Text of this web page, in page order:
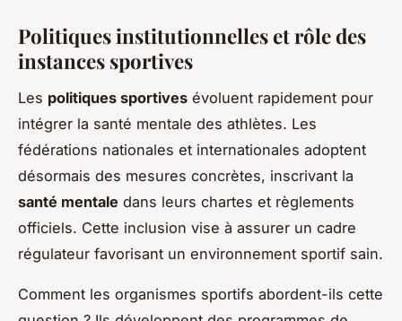
Politiques institutionnelles et rôle des
instances sportives
Les politiques sportives évoluent rapidement pour
intégrer la santé mentale des athlètes. Les
fédérations nationales et internationales adoptent
désormais des mesures concrètes, inscrivant la
santé mentale dans leurs chartes et règlements
officiels. Cette inclusion vise à assurer un cadre
régulateur favorisant un environnement sportif sain.
Comment les organismes sportifs abordent-ils cette